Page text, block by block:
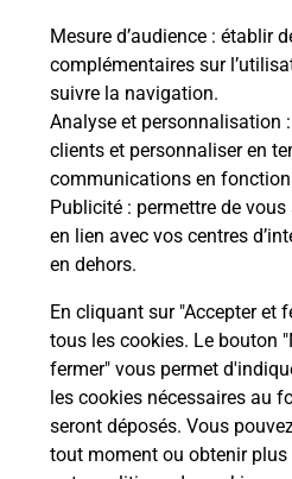
Mesure d’audience : établir
complémentaires sur
suivre la navigation.
Analyse et personnalisation
clients et personnaliser en
communications en
Publicité : permettre de
en lien avec vos centres
en dehors.
En cliquant sur "Accepter et
tous les cookies. Le bouton
fermer" vous permet
les cookies nécessaires au
seront déposés. Vous
tout moment ou obtenir
Comment La Poste
à votre sécurité au
Puis-je passer mon
avec La Poste et sous
conditions ?
Localiser Liste Loire PLANFOY